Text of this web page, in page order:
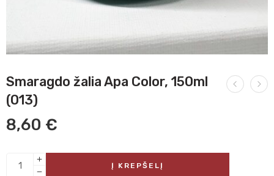
Smaragdo žalia Apa Color, 150ml
(013)
8,60 €
Į KREPŠELĮ